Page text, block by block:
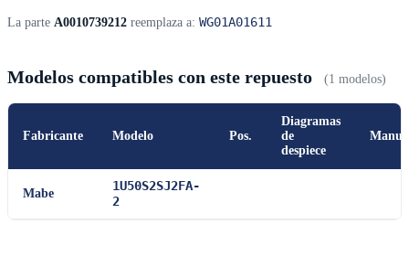
La parte A0010739212 reemplaza a: WG01A01611
Modelos compatibles con este repuesto (1 modelos)
Fabricante Modelo Pos.
Diagramas
de
despiece
Mabe
1U50S2SJ2FA-
2